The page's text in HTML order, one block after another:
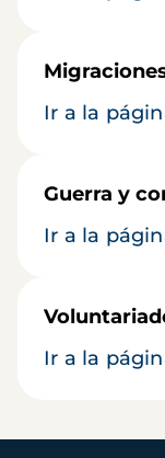
Ir a la
Guerra y
Ir a la
Ir a la